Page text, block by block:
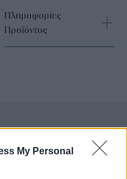
My Personal
Πληροφορίες
Προϊόντος